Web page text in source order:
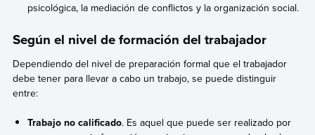
psicológica, la mediación de conflictos y la organización social.
Según el nivel de formación del trabajador
Dependiendo del nivel de preparación formal que el trabajador
debe tener para llevar a cabo un trabajo, se puede distinguir
entre:
Trabajo no calificado. Es aquel que puede ser realizado por